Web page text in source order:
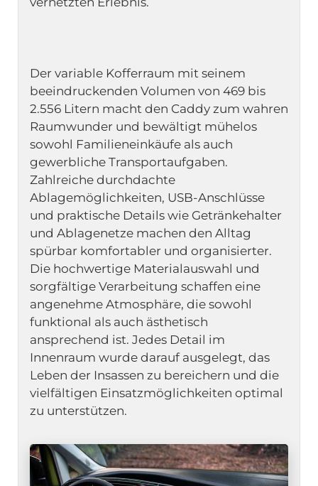
Der variable Kofferraum mit seinem
beeindruckenden Volumen von 469 bis
2.556 Litern macht den Caddy zum wahren
Raumwunder und bewältigt mühelos
sowohl Familieneinkäufe als auch
gewerbliche Transportaufgaben.
Zahlreiche durchdachte
Ablagemöglichkeiten, USB-Anschlüsse
und praktische Details wie Getränkehalter
und Ablagenetze machen den Alltag
spürbar komfortabler und organisierter.
Die hochwertige Materialauswahl und
sorgfältige Verarbeitung schaffen eine
angenehme Atmosphäre, die sowohl
funktional als auch ästhetisch
ansprechend ist. Jedes Detail im
Innenraum wurde darauf ausgelegt, das
Leben der Insassen zu bereichern und die
vielfältigen Einsatzmöglichkeiten optimal
zu unterstützen.